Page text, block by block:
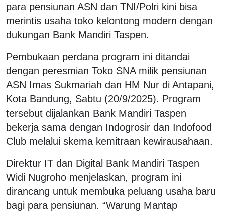
para pensiunan ASN dan TNI/Polri kini bisa
merintis usaha toko kelontong modern dengan
dukungan Bank Mandiri Taspen.
Pembukaan perdana program ini ditandai
dengan peresmian Toko SNA milik pensiunan
ASN Imas Sukmariah dan HM Nur di Antapani,
Kota Bandung, Sabtu (20/9/2025). Program
tersebut dijalankan Bank Mandiri Taspen
bekerja sama dengan Indogrosir dan Indofood
Club melalui skema kemitraan kewirausahaan.
Direktur IT dan Digital Bank Mandiri Taspen
Widi Nugroho menjelaskan, program ini
dirancang untuk membuka peluang usaha baru
bagi para pensiunan. “Warung Mantap